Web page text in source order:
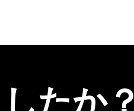
たか？